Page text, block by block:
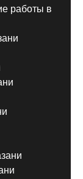
работы в